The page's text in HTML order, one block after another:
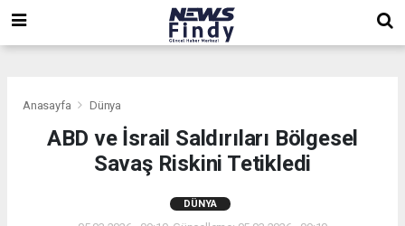
Anasayfa Dünya
ABD ve İsrail Saldırıları Bölgesel
Savaş Riskini Tetikledi
DÜNYA